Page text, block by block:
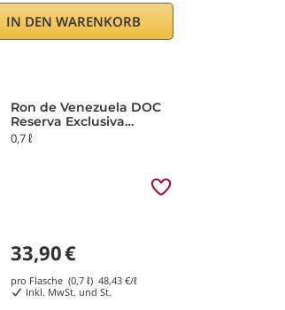
IN DEN WARENKORB
Ron de Venezuela DOC
Reserva Exclusiva
Diplomatico
0,7 ℓ
33,90€
pro Flasche (0,7 ℓ)48,43 €/ℓ
Inkl. MwSt. und St.